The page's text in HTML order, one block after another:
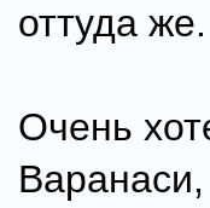
оттуда же.
Очень